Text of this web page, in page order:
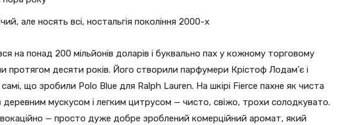
але носять всі, ностальгія покоління 2000-х
на понад 200 мільйонів доларів і буквально пах у кожному торговому
протягом десяти років. Його створили парфумери Крістоф Лодам’є і
що зробили Polo Blue для Ralph Lauren. На шкірі Fierce пахне як чиста
деревним мускусом і легким цитрусом — чисто, свіжо, трохи солодкувато.
— просто дуже добре зроблений комерційний аромат, який